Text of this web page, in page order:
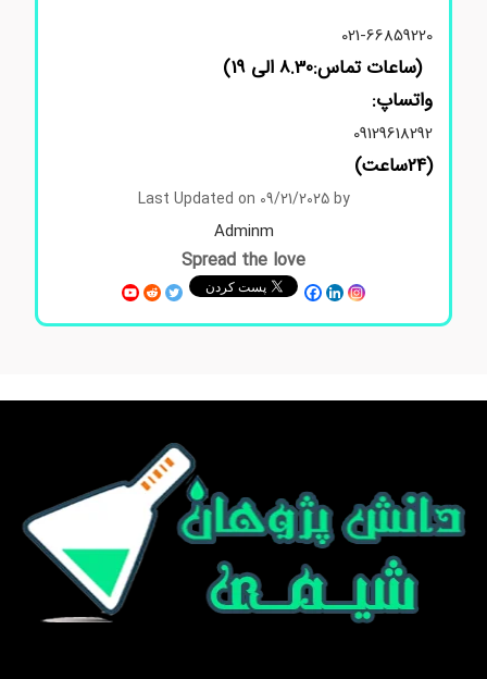
021-66859220
(ساعات تماس:8.30 الی 19)
واتساپ:
09129618292
Last Updated on 09/21/2025 by
Adminm
Spread the love